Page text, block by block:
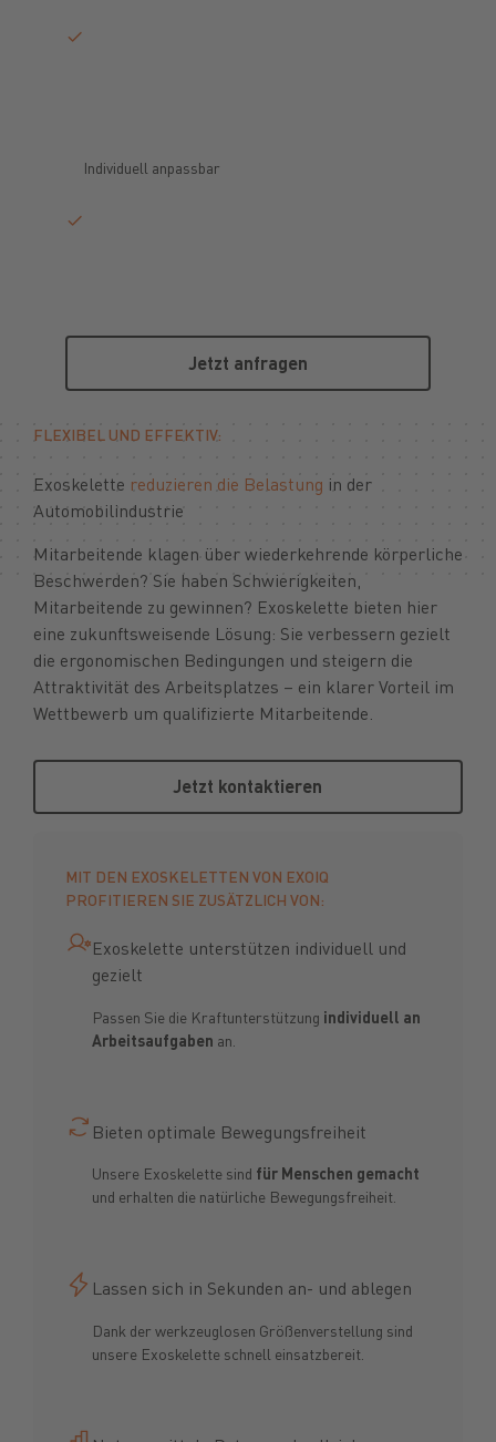
Individuell anpassbar
Jetzt anfragen
FLEXIBEL UND EFFEKTIV:
Exoskelette reduzieren die Belastung in der
Automobilindustrie
Mitarbeitende klagen über wiederkehrende körperliche
Beschwerden? Sie haben Schwierigkeiten,
Mitarbeitende zu gewinnen? Exoskelette bieten hier
eine zukunftsweisende Lösung: Sie verbessern gezielt
die ergonomischen Bedingungen und steigern die
Attraktivität des Arbeitsplatzes – ein klarer Vorteil im
Wettbewerb um qualifizierte Mitarbeitende.
Jetzt kontaktieren
MIT DEN EXOSKELETTEN VON EXOIQ
PROFITIEREN SIE ZUSÄTZLICH VON:
Exoskelette unterstützen individuell und
gezielt
Passen Sie die Kraftunterstützung individuell an
Arbeitsaufgaben an.
Bieten optimale Bewegungsfreiheit
Unsere Exoskelette sind für Menschen gemacht
und erhalten die natürliche Bewegungsfreiheit.
Lassen sich in Sekunden an- und ablegen
Dank der werkzeuglosen Größenverstellung sind
unsere Exoskelette schnell einsatzbereit.